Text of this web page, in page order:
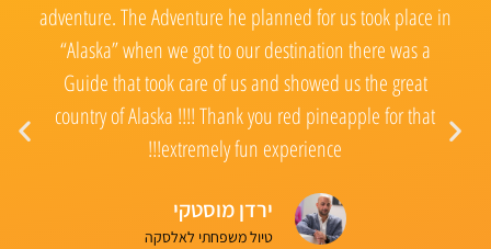
adventure. The Adventure he planned for us took place in
“Alaska” when we got to our destination there was a
Guide that took care of us and showed us the great
country of Alaska !!!! Thank you red pineapple for that
extremely fun experience!!!
ירדן מוסטקי
טיול משפחתי לאלסקה